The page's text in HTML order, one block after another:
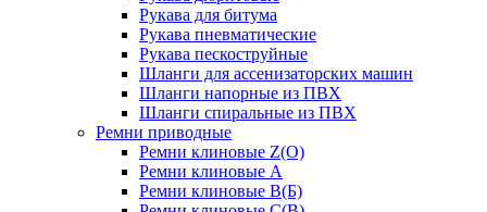
Рукава для битума
Рукава пневматические
Рукава пескоструйные
Шланги для ассенизаторских машин
Шланги напорные из ПВХ
Шланги спиральные из ПВХ
Ремни приводные
Ремни клиновые Z(О)
Ремни клиновые А
Ремни клиновые В(Б)